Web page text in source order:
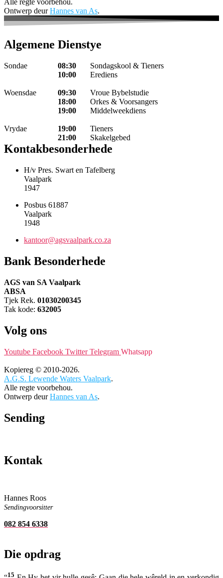
Ontwerp deurHannes van As.
Algemene Dienstye
Sondae
Woensdae
Vrydae
08:30
10:00
09:30
18:00
19:00
19:00
21:00
Sondagskool & Tieners
Erediens
Vroue Bybelstudie
Orkes & Voorsangers
Middelweekdiens
Tieners
Skakelgebed
Kontakbesonderhede
H/v Pres. Swart en Tafelberg
Vaalpark
1947
Posbus 61887
Vaalpark
1948
kantoor@agsvaalpark.co.za
Bank Besonderhede
AGS van SA Vaalpark
ABSA
Tjek Rek. 01030200345
Tak kode: 632005
Volg ons
Youtube Facebook Twitter Telegram Whatsapp
Kopiereg © 2010-2026.
A.G.S. Lewende Waters Vaalpark.
Alle regte voorbehou.
Ontwerp deurHannes van As.
Sending
Kontak
Hannes Roos
Sendingvoorsitter
082 854 6338
Die opdrag
15